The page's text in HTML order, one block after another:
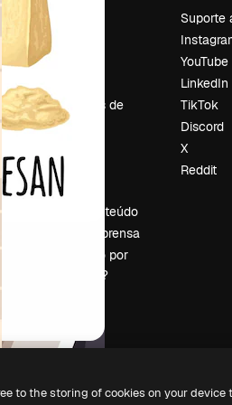
Preços
Sobre nós
Reviews
Tendências de
pesquisa
Eventos
Slidesgo
Vender conteúdo
Sala de imprensa
Procurando por
magnific.ai?
Suporte
YouTube
LinkedIn
TikTok
Discord
X
Reddit
to the storing of cookies on your device